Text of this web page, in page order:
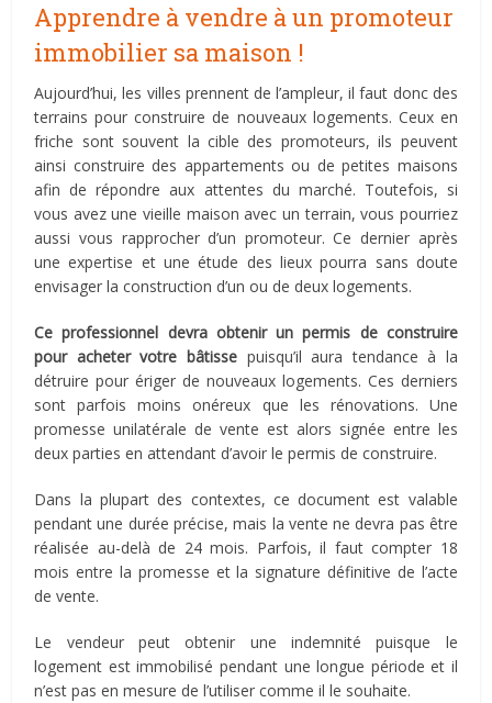
Apprendre à vendre à un promoteur
immobilier sa maison !
Aujourd’hui, les villes prennent de l’ampleur, il faut donc des
terrains pour construire de nouveaux logements. Ceux en
friche sont souvent la cible des promoteurs, ils peuvent
ainsi construire des appartements ou de petites maisons
afin de répondre aux attentes du marché. Toutefois, si
vous avez une vieille maison avec un terrain, vous pourriez
aussi vous rapprocher d’un promoteur. Ce dernier après
une expertise et une étude des lieux pourra sans doute
envisager la construction d’un ou de deux logements.
Ce professionnel devra obtenir un permis de construire
pour acheter votre bâtissepuisqu’il aura tendance à la
détruire pour ériger de nouveaux logements. Ces derniers
sont parfois moins onéreux que les rénovations. Une
promesse unilatérale de vente est alors signée entre les
deux parties en attendant d’avoir le permis de construire.
Dans la plupart des contextes, ce document est valable
pendant une durée précise, mais la vente ne devra pas être
réalisée au-delà de 24 mois. Parfois, il faut compter 18
mois entre la promesse et la signature définitive de l’acte
de vente.
Le vendeur peut obtenir une indemnité puisque le
logement est immobilisé pendant une longue période et il
n’est pas en mesure de l’utiliser comme il le souhaite.